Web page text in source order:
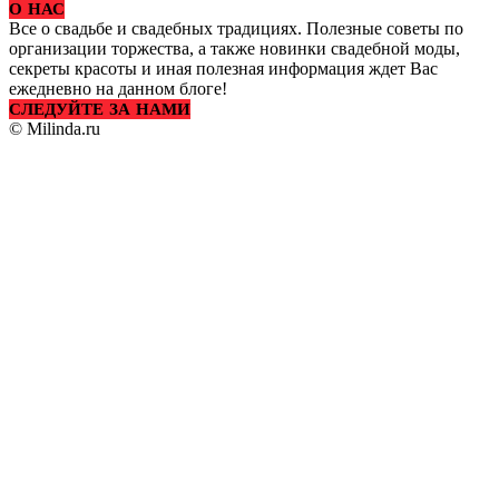
О НАС
Все о свадьбе и свадебных традициях. Полезные советы по
организации торжества, а также новинки свадебной моды,
секреты красоты и иная полезная информация ждет Вас
ежедневно на данном блоге!
СЛЕДУЙТЕ ЗА НАМИ
© Milinda.ru